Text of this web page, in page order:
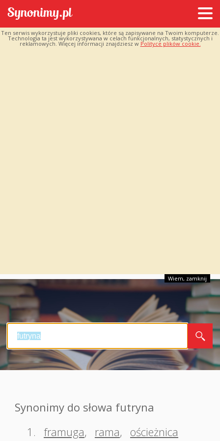
Ten serwis wykorzystuje pliki cookies, które są zapisywane na Twoim komputerze.
Technologia ta jest wykorzystywana w celach funkcjonalnych, statystycznych i
reklamowych. Więcej informacji znajdziesz w Polityce plików cookie.
Wiem, zamknij
Synonimy do słowa futryna
1. framuga, rama, ościeżnica